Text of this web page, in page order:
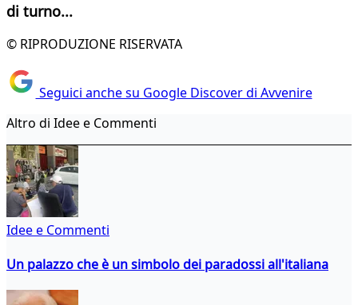
di turno...
© RIPRODUZIONE RISERVATA
Seguici anche su Google Discover di Avvenire
Altro di Idee e Commenti
Idee e Commenti
Un palazzo che è un simbolo dei paradossi all'italiana